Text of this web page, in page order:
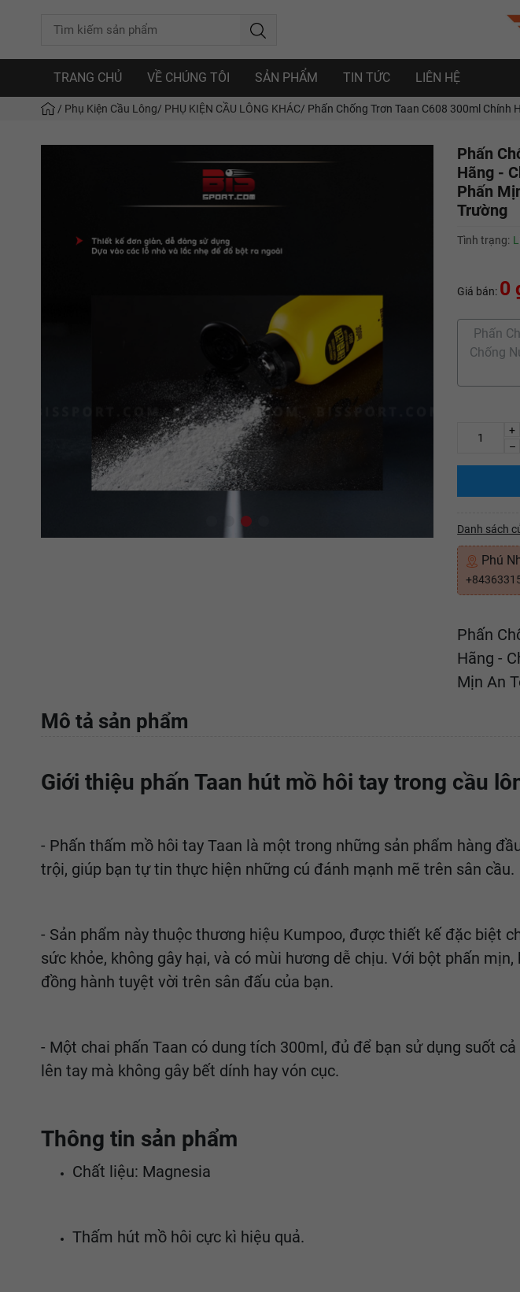
TRANG CHỦ VỀ CHÚNG TÔI SẢN PHẨM TIN TỨC LIÊN HỆ
/ Phụ Kiện Cầu Lông/ PHỤ KIỆN CẦU LÔNG KHÁC/ Phấn Chống Trơn Taan C608 300ml Chính
Phấn
Hãng -
Phấn
Trường
Tình trạng:
Giá bán: 0
Phấn
Chống
+
–
Danh sách
Phú
Phấn
Hãng -
Mịn An
Mô tả sản phẩm
Giới thiệu phấn Taan hút mồ hôi tay trong cầu
- Phấn thấm mồ hôi tay Taan là một trong những sản phẩm hàng
trội, giúp bạn tự tin thực hiện những cú đánh mạnh mẽ trên sân cầu.
- Sản phẩm này thuộc thương hiệu Kumpoo, được thiết kế đặc biệt
sức khỏe, không gây hại, và có mùi hương dễ chịu. Với bột phấn
đồng hành tuyệt vời trên sân đấu của bạn.
- Một chai phấn Taan có dung tích 300ml, đủ để bạn sử dụng suốt
lên tay mà không gây bết dính hay vón cục.
Thông tin sản phẩm
Chất liệu: Magnesia
Thấm hút mồ hôi cực kì hiệu quả.